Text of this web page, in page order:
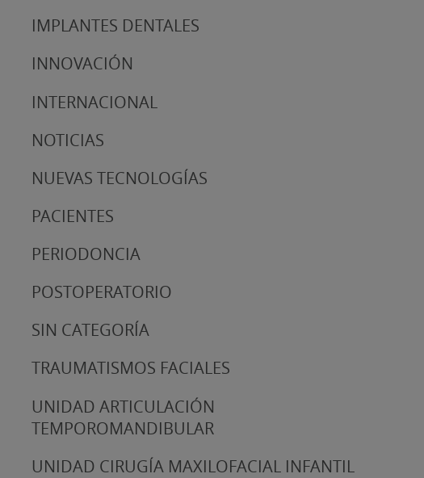
IMPLANTES DENTALES
INNOVACIÓN
INTERNACIONAL
NOTICIAS
NUEVAS TECNOLOGÍAS
PACIENTES
PERIODONCIA
POSTOPERATORIO
SIN CATEGORÍA
TRAUMATISMOS FACIALES
UNIDAD ARTICULACIÓN
TEMPOROMANDIBULAR
UNIDAD CIRUGÍA MAXILOFACIAL INFANTIL